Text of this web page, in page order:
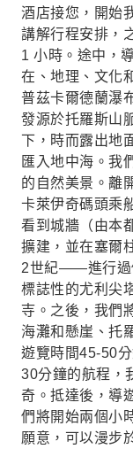
酒店接您，開始
講解行程安排，
1 小時。途中，
在、地理、文化
普茲卡爾德蘭瀑
發源於托羅斯山
下，時而露出地
匯入地中海。我
的自然美景。離
卡萊伊奇碼頭乘
看到城牆（由本
擴建，並在塞爾
2世紀——進行過
標誌性的尤利尖
寺。之後，我們
海灘和懸崖、托
遊覽時間45-50
30分鐘的航程，
奇。抵達後，導
們將開始兩個小
願意，可以漫步